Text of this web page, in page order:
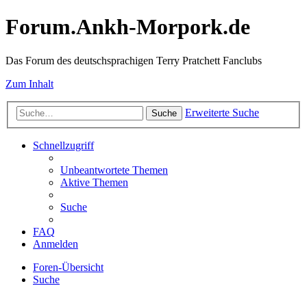
Forum.Ankh-Morpork.de
Das Forum des deutschsprachigen Terry Pratchett Fanclubs
Zum Inhalt
Suche Erweiterte Suche
Schnellzugriff
Unbeantwortete Themen
Aktive Themen
Suche
FAQ
Anmelden
Foren-Übersicht
Suche